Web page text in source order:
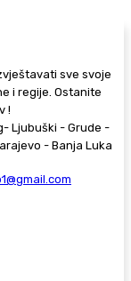
sve svoje
i regije. Ostanite
!
Ljubuški - Grude -
- Banja Luka